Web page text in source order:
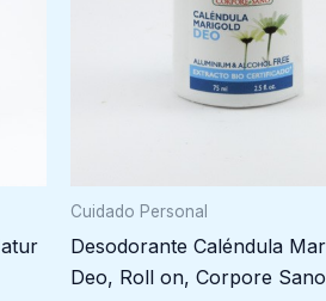
Cuidado Personal
Desodorante Caléndula
Deo, Roll on, Corpore